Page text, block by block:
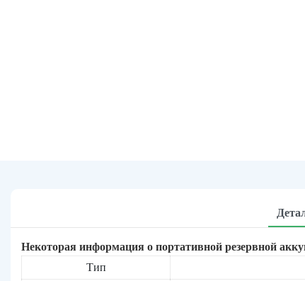
Некоторая информация о портативной резервной
Тип